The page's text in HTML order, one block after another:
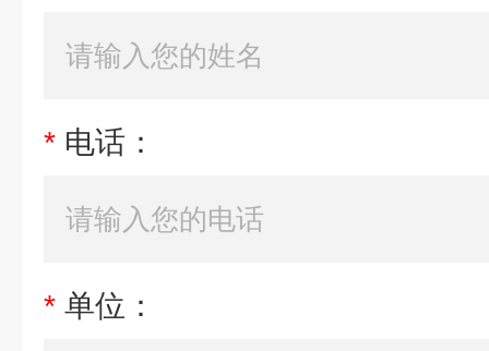
* 电话：
* 单位：